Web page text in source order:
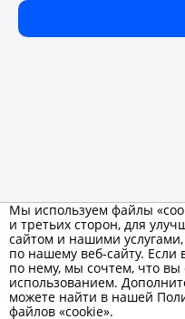
Мы используем файлы
и третьих сторон, для
сайтом и нашими
по нашему веб-сайту.
по нему, мы сочтем, что вы
использованием.
можете найти в нашей
файлов «cookie».